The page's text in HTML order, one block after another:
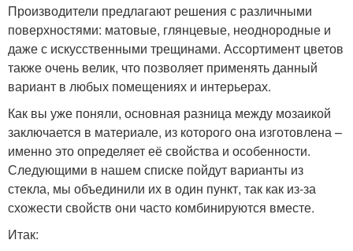
Производители предлагают решения с различными
поверхностями: матовые, глянцевые, неоднородные и
даже с искусственными трещинами. Ассортимент цветов
также очень велик, что позволяет применять данный
вариант в любых помещениях и интерьерах.
Как вы уже поняли, основная разница между мозаикой
заключается в материале, из которого она изготовлена –
именно это определяет её свойства и особенности.
Следующими в нашем списке пойдут варианты из
стекла, мы объединили их в один пункт, так как из-за
схожести свойств они часто комбинируются вместе.
Итак: